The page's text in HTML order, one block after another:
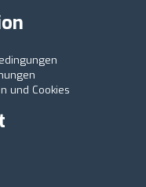
und Cookies